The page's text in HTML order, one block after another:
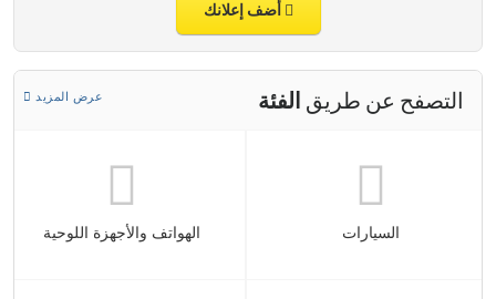
أضف إعلانك
التصفح عن طريق الفئة عرض المزيد
السيارات الهواتف والأجهزة اللوحية